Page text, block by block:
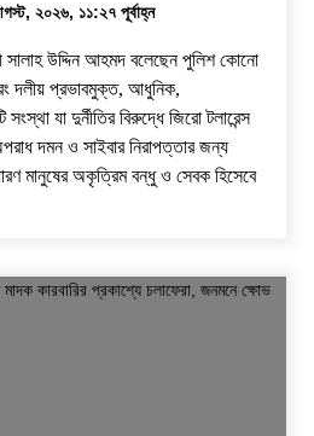
২০২৬, ১১:২৭ পূর্বাহ্ন
সালাহ উদ্দিন আহমদ বলেছেন পুলিশ কোনো
দলীয় প্রভাবমুক্ত, আধুনিক,
যা দুর্নীতির বিরুদ্ধে জিরো টলারেন্স
দমন ও সাইবার নিরাপত্তার জন্য
মানুষের অকৃত্রিম বন্ধু ও সেবক হিসেবে